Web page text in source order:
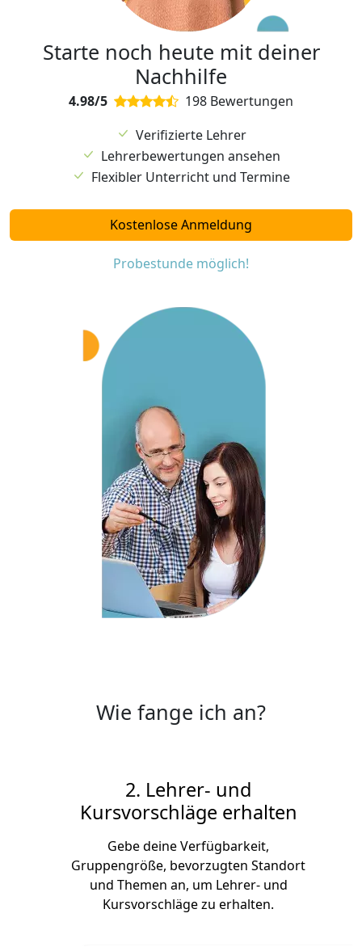
Starte noch heute mit deiner
Nachhilfe
4.98/5
198 Bewertungen
Verifizierte Lehrer
Lehrerbewertungen ansehen
Flexibler Unterricht und Termine
Kostenlose Anmeldung
Probestunde möglich!
Wie fange ich an?
erhalten
Standort
um Lehrer- und
3. Wähle
eine